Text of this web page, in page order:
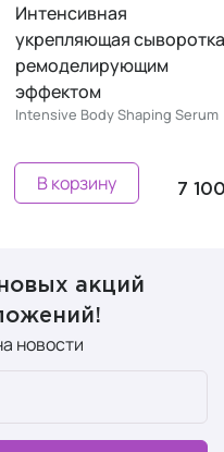
Интенсивная
укрепляющая
ремоделирующим
эффектом
Intensive Body Shaping Serum
7
В корзину
акций
новости